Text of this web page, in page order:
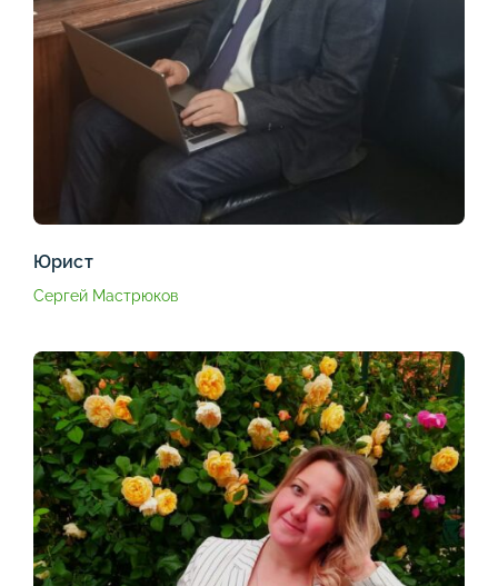
Юрист
Сергей Мастрюков